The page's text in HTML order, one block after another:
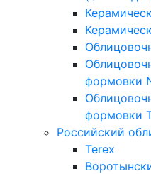
формовки
формовки
Российский
Terex